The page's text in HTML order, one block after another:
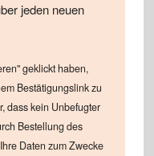
jeden neuen
geklickt haben,
Bestätigungslink zu
dass kein Unbefugter
Bestellung des
Daten zum Zwecke